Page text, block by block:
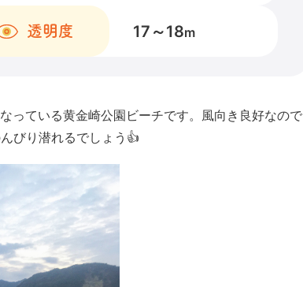
透明度 17～18m
っている黄金崎公園ビーチです。風向き良好なので
びり潜れるでしょう👍